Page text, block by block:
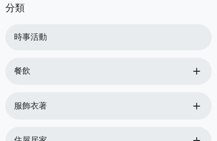
分類
時事活動
餐飲 add
服飾衣著 add